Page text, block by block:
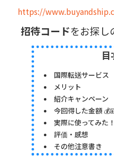
https://
招待コードをお探
目
国際転送サービ
メリット
紹介キャンペーン
今回得した金額
実際に使ってみた！
評価・感想
その他注意書き